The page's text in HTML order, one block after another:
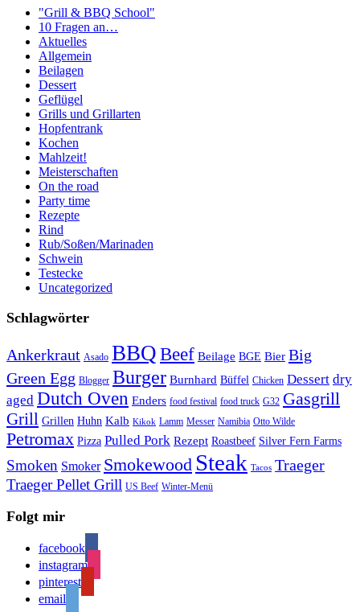
"Grill & BBQ School"
10 Fragen an…
Aktuelles
Allgemein
Beilagen
Dessert
Geflügel
Grills und Grillarten
Hopfentrank
Kochen
Mahlzeit!
Meisterschaften
On the road
Party time
Rezepte
Rind
Rub/Soßen/Marinaden
Schwein
Testecke
Uncategorized
Schlagwörter
Ankerkraut Asado BBQBeef Beilage BGE Bier Big
Green Egg Blogger Burger Burnhard Büffel Chicken Dessert dry
aged Dutch Oven Enders food festival food truck G32 Gasgrill
Grill Grillen Huhn Kalb Kikok Lamm Messer Namibia Otto Wilde
Petromax Pizza Pulled Pork Rezept Roastbeef Silver Fern Farms
Smoken Smoker Smokewood Steak Tacos Traeger
Traeger Pellet Grill US Beef Winter-Menü
Folgt mir
facebook
instagram
pinterest
email